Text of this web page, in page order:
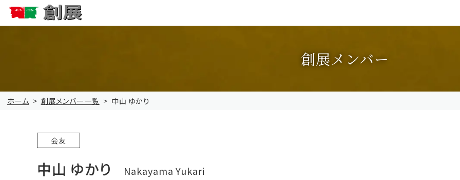
創展メンバー
ホーム 創展メンバー一覧 中山 ゆかり
会友
中山 ゆかり Nakayama Yukari